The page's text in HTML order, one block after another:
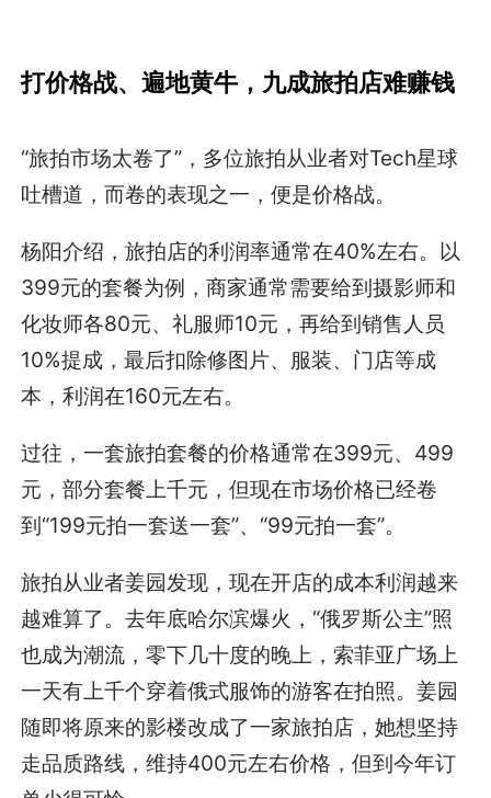
打价格战、遍地黄牛，九成旅拍店难赚钱
“旅拍市场太卷了”，多位旅拍从业者对Tech星球
吐槽道，而卷的表现之一，便是价格战。
杨阳介绍，旅拍店的利润率通常在40%左右。以
399元的套餐为例，商家通常需要给到摄影师和
化妆师各80元、礼服师10元，再给到销售人员
10%提成，最后扣除修图片、服装、门店等成
本，利润在160元左右。
过往，一套旅拍套餐的价格通常在399元、499
元，部分套餐上千元，但现在市场价格已经卷
到“199元拍一套送一套”、“99元拍一套”。
旅拍从业者姜园发现，现在开店的成本利润越来
越难算了。去年底哈尔滨爆火，“俄罗斯公主”照
也成为潮流，零下几十度的晚上，索菲亚广场上
一天有上千个穿着俄式服饰的游客在拍照。姜园
随即将原来的影楼改成了一家旅拍店，她想坚持
走品质路线，维持400元左右价格，但到今年订